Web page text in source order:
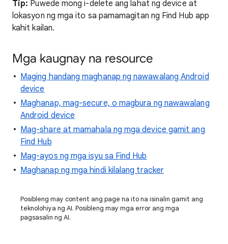
Tip: Puwede mong i-delete ang lahat ng device at
lokasyon ng mga ito sa pamamagitan ng Find Hub app
kahit kailan.
Mga kaugnay na resource
Maging handang maghanap ng nawawalang Android
device
Maghanap, mag-secure, o magbura ng nawawalang
Android device
Mag-share at mamahala ng mga device gamit ang
Find Hub
Mag-ayos ng mga isyu sa Find Hub
Maghanap ng mga hindi kilalang tracker
Posibleng may content ang page na ito na isinalin gamit ang
teknolohiya ng AI. Posibleng may mga error ang mga
pagsasalin ng AI.